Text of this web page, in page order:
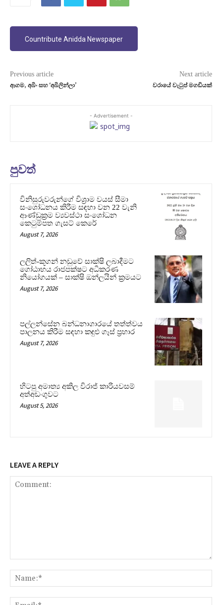
Countribute Anidda Newspaper
Previous article
ආගම, අබිං සහ ‘අබිලින්ලා’
Next article
වරායේ වැටුප් මගඩියක්
- Advertisement -
පුවත්
විනිසුරුවරුන්ගේ විශ්‍රාම වයස් සීමා
සංශෝධනය කිරීම සඳහා වන 22 වැනි
ආණ්ඩුක්‍රම ව්‍යවස්ථා සංශෝධන
කෙටුම්පත ගැසට් කෙරේ
August 7, 2026
ලලිත්-කූගන් නඩුවේ සාක්ෂි ලබාදීමට
ගෝඨාභය රාජපක්ෂට අධිකරණ
නියෝගයක් – සාක්ෂි ඔන්ලයින් ක්‍රමයට
August 7, 2026
පල්ලන්සේන බන්ධනාගාරයේ තත්ත්වය
පාලනය කිරීම සඳහා කඳුළු ගෑස් ප්‍රහාර
August 7, 2026
හිටපු අමාත්‍ය අකිල විරාජ් කාරියවසම්
අත්අඩංගුවට
August 5, 2026
LEAVE A REPLY